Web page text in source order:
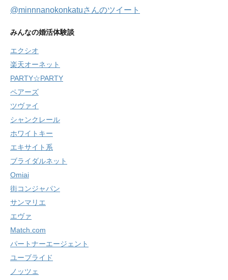
@minnnanokonkatuさんのツイート
みんなの婚活体験談
エクシオ
楽天オーネット
PARTY☆PARTY
ペアーズ
ツヴァイ
シャンクレール
ホワイトキー
エキサイト系
ブライダルネット
Omiai
街コンジャパン
サンマリエ
エヴァ
Match.com
パートナーエージェント
ユーブライド
ノッツェ